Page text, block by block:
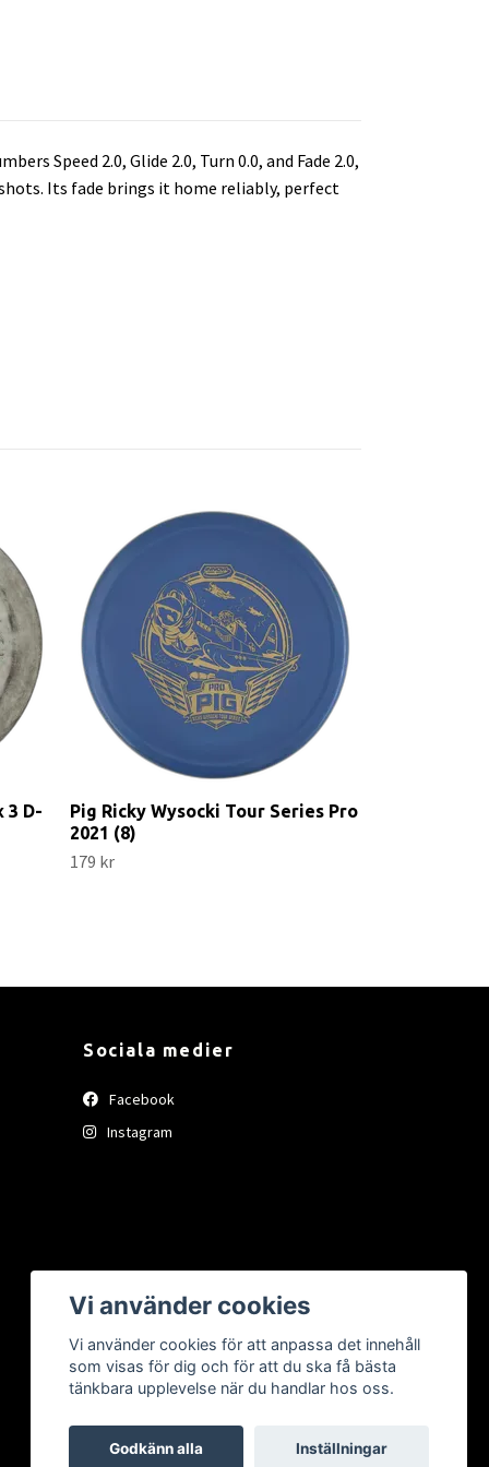
Speed 2.0, Glide 2.0, Turn 0.0, and Fade 2.0,
Its fade brings it home reliably, perfect
3 D-
Pig Ricky Wysocki Tour Series Pro
2021 (8)
179 kr
Sociala medier
Facebook
Instagram
Vi använder cookies
Vi använder cookies för att anpassa det innehåll
som visas för dig och för att du ska få bästa
tänkbara upplevelse när du handlar hos oss.
Godkänn alla Inställningar